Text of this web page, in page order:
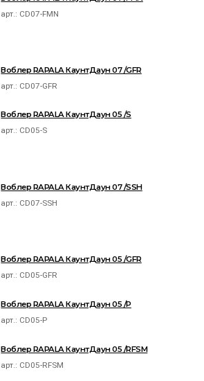
арт.: CD07-FMN
Воблер RAPALA КаунтДаун 07 /GFR
арт.: CD07-GFR
Воблер RAPALA КаунтДаун 05 /S
арт.: CD05-S
Воблер RAPALA КаунтДаун 07 /SSH
арт.: CD07-SSH
Воблер RAPALA КаунтДаун 05 /GFR
арт.: CD05-GFR
Воблер RAPALA КаунтДаун 05 /P
арт.: CD05-P
Воблер RAPALA КаунтДаун 05 /RFSM
арт.: CD05-RFSM